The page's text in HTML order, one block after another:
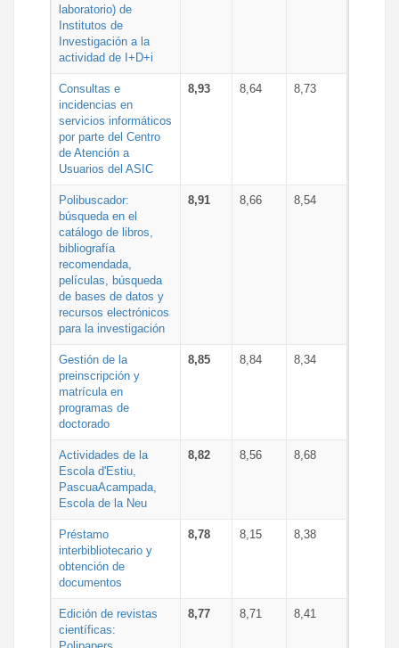
laboratorio) de
Institutos de
Investigación a la
actividad de I+D+i
Consultas e
incidencias en
servicios informáticos
por parte del Centro
de Atención a
Usuarios del ASIC
8,93 8,64 8,73
Polibuscador:
búsqueda en el
catálogo de libros,
bibliografía
recomendada,
películas, búsqueda
de bases de datos y
recursos electrónicos
para la investigación
8,91 8,66 8,54
Gestión de la
preinscripción y
matrícula en
programas de
doctorado
8,85 8,84 8,34
Actividades de la
Escola d'Estiu,
PascuaAcampada,
Escola de la Neu
8,82 8,56 8,68
Préstamo
interbibliotecario y
obtención de
documentos
8,78 8,15 8,38
Edición de revistas
científicas:
Polipapers
8,77 8,71 8,41